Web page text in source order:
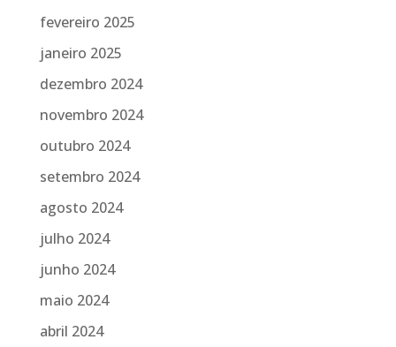
fevereiro 2025
janeiro 2025
dezembro 2024
novembro 2024
outubro 2024
setembro 2024
agosto 2024
julho 2024
junho 2024
maio 2024
abril 2024